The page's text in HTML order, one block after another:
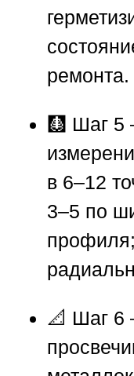
ремонта.
🩻 Шаг 5
в 6–12
3–5 по
📐 Шаг 6